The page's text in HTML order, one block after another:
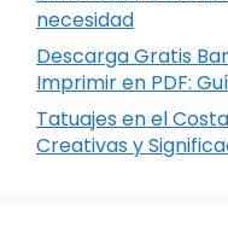
necesidad
Descarga Gratis
Imprimir en PDF:
Tatuajes en el
Creativas y